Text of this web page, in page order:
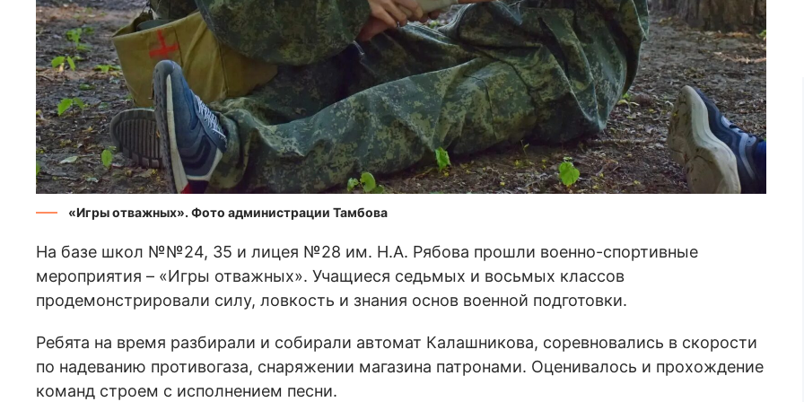
«Игры отважных». Фото администрации Тамбова
На базе школ №№24, 35 и лицея №28 им. Н.А. Рябова прошли военно-спортивные
мероприятия – «Игры отважных». Учащиеся седьмых и восьмых классов
продемонстрировали силу, ловкость и знания основ военной подготовки.
Ребята на время разбирали и собирали автомат Калашникова, соревновались в скорости
по надеванию противогаза, снаряжении магазина патронами. Оценивалось и прохождение
команд строем с исполнением песни.